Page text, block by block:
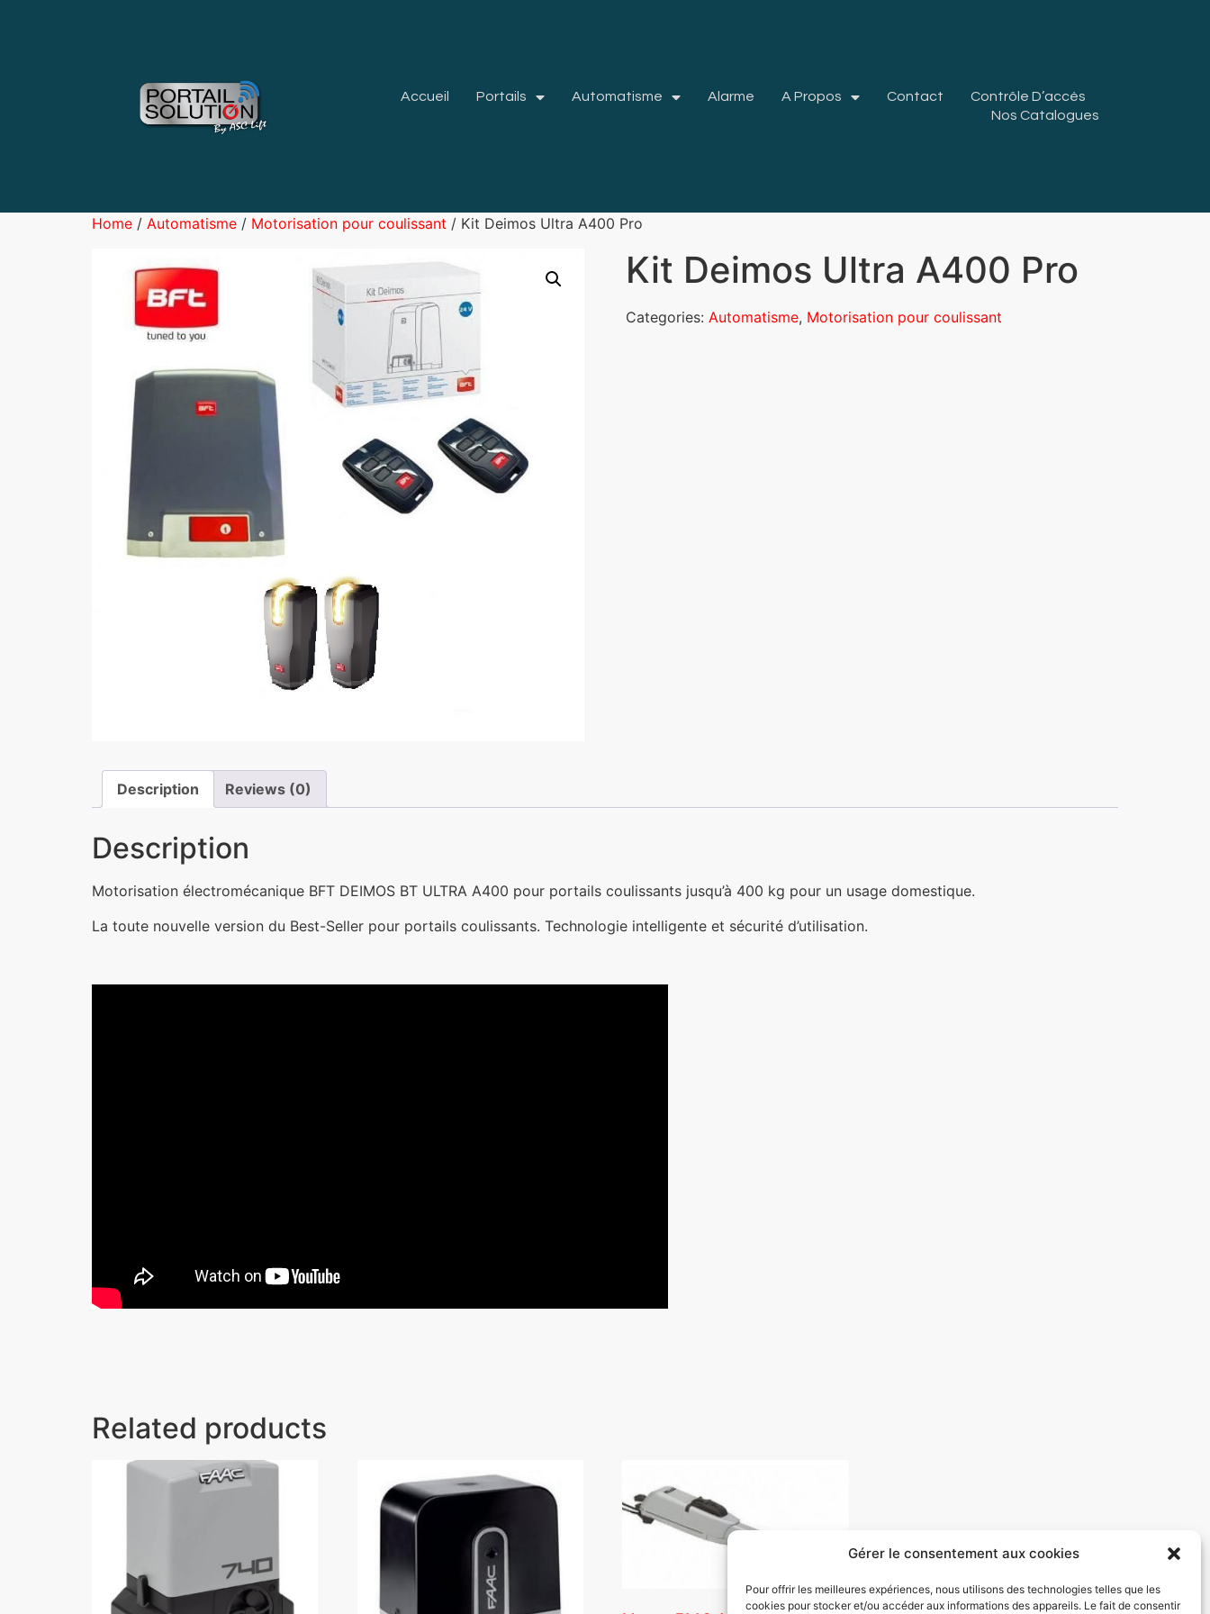
Gérer le consentement aux cookies
Pour offrir les meilleures expériences, nous utilisons des technologies telles que les
cookies pour stocker et/ou accéder aux informations des appareils. Le fait de consentir
Accueil Portails Automatisme Alarme A Propos Contact
Contrôle D’accès
Nos Catalogues
Home / Automatisme / Motorisation pour coulissant / Kit Deimos Ultra A400 Pro
Kit Deimos Ultra A400 Pro
Categories: Automatisme, Motorisation pour coulissant
Description Reviews (0)
Description
Motorisation électromécanique BFT DEIMOS BT ULTRA A400 pour portails coulissants jusqu’à 400 kg pour un usage domestique.
La toute nouvelle version du Best-Seller pour portails coulissants. Technologie intelligente et sécurité d’utilisation.
Related products